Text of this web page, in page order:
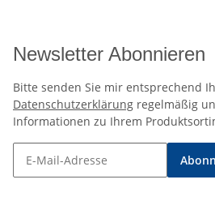
Newsletter Abonnieren
Bitte senden Sie mir entsprechend
Datenschutzerklärung regelmäßig
Informationen zu Ihrem